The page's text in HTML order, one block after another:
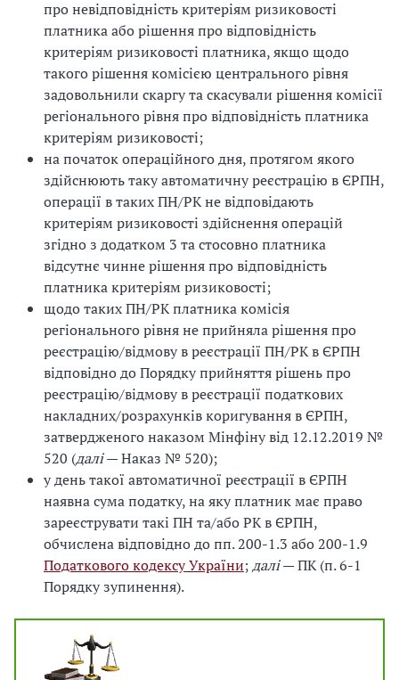
про невідповідність критеріям ризиковості
платника або рішення про відповідність
критеріям ризиковості платника, якщо щодо
такого рішення комісією центрального рівня
задовольнили скаргу та скасували рішення комісії
регіонального рівня про відповідність платника
критеріям ризиковості;
на початок операційного дня, протягом якого
здійснюють таку автоматичну реєстрацію в ЄРПН,
операції в таких ПН/РК не відповідають
критеріям ризиковості здійснення операцій
згідно з додатком 3 та стосовно платника
відсутнє чинне рішення про відповідність
платника критеріям ризиковості;
щодо таких ПН/РК платника комісія
регіонального рівня не прийняла рішення про
реєстрацію/відмову в реєстрації ПН/РК в ЄРПН
відповідно до Порядку прийняття рішень про
реєстрацію/відмову в реєстрації податкових
накладних/розрахунків коригування в ЄРПН,
затвердженого наказом Мінфіну від 12.12.2019 №
520 (далі— Наказ № 520);
у день такої автоматичної реєстрації в ЄРПН
наявна сума податку, на яку платник має право
зареєструвати такі ПН та/або РК в ЄРПН,
обчислена відповідно до пп. 200-1.3 або 200-1.9
Податкового кодексу України;далі— ПК (п. 6-1
Порядку зупинення).